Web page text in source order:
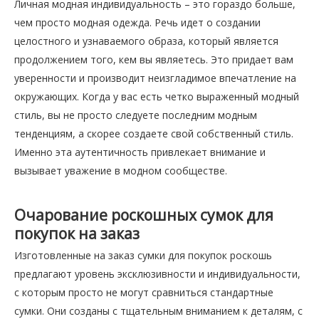
Личная модная индивидуальность – это гораздо больше,
чем просто модная одежда. Речь идет о создании
целостного и узнаваемого образа, который является
продолжением того, кем вы являетесь. Это придает вам
уверенности и производит неизгладимое впечатление на
окружающих. Когда у вас есть четко выраженный модный
стиль, вы не просто следуете последним модным
тенденциям, а скорее создаете свой собственный стиль.
Именно эта аутентичность привлекает внимание и
вызывает уважение в модном сообществе.
Очарование роскошных сумок для
покупок на заказ
Изготовленные на заказ сумки для покупок роскошь
предлагают уровень эксклюзивности и индивидуальности,
с которым просто не могут сравниться стандартные
сумки. Они созданы с тщательным вниманием к деталям, с